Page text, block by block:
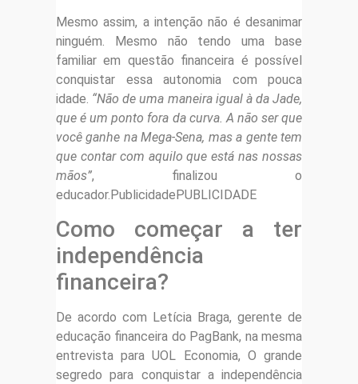
Mesmo assim, a intenção não é desanimar
ninguém. Mesmo não tendo uma base
familiar em questão financeira é possível
conquistar essa autonomia com pouca
idade. “Não de uma maneira igual à da Jade,
que é um ponto fora da curva. A não ser que
você ganhe na Mega-Sena, mas a gente tem
que contar com aquilo que está nas nossas
mãos”, finalizou o
educador.PublicidadePUBLICIDADE
Como começar a ter
independência
financeira?
De acordo com Letícia Braga, gerente de
educação financeira do PagBank, na mesma
entrevista para UOL Economia, O grande
segredo para conquistar a independência